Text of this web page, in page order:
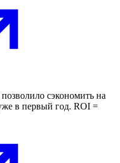
сэкономить на
в первый год. ROI =